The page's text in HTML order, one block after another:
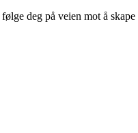
deg på veien mot å skape